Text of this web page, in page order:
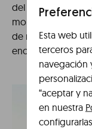
del Viento. A San
montaña,
de noche… Vayas
encontrarás algo
Esta web
terceros
navegación
“aceptar y
en nuestra